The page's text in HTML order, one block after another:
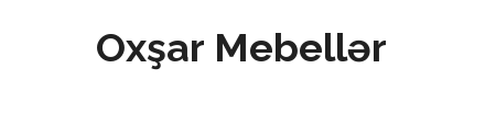
Oxşar Mebellər